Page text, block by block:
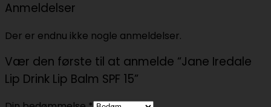
Anmeldelser
Der er endnu ikke nogle anmeldelser.
Vær den første til at anmelde “Jane Iredale
Lip Drink Lip Balm SPF 15”